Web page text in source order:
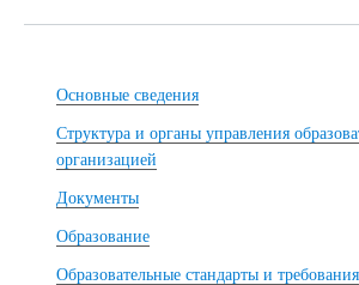
Основные сведения
Структура и органы управления
организацией
Документы
Образование
Образовательные стандарты и требования